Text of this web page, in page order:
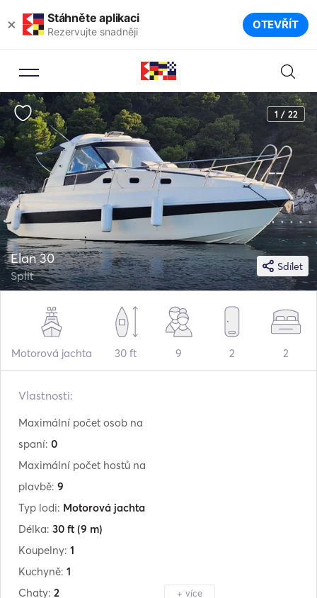
× Stáhněte aplikaci
Rezervujte snadněji OTEVŘÍT
1 / 22
Sdílet
Elan 30
Split
Motorová jachta 30 ft 9 2 2
Vlastnosti:
Maximální počet osob na
spaní: 0
Maximální počet hostů na
plavbě: 9
Typ lodi: Motorová jachta
Délka: 30 ft (9 m)
Koupelny: 1
Kuchyně: 1
Chaty: 2 + více